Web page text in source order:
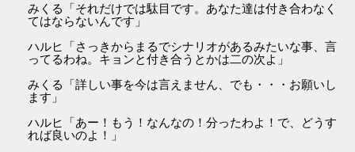
みくる「それだけでは駄目です。あなた達は付き合わなく
てはならないんです」
ハルヒ「さっきからまるでシナリオがあるみたいな事、言
ってるわね。キョンと付き合うとかは二の次よ」
みくる「詳しい事を今は言えません、でも・・・お願いし
ます」
ハルヒ「あー！もう！なんなの！分ったわよ！で、どうす
れば良いのよ！」